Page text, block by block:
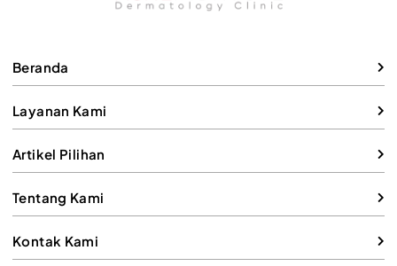
Beranda
Layanan Kami
Artikel Pilihan
Tentang Kami
Kontak Kami